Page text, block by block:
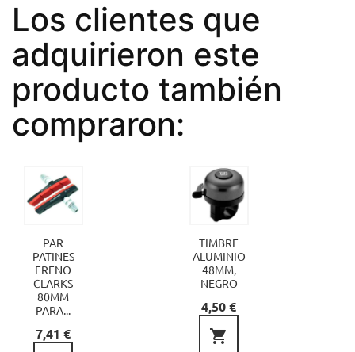
Los clientes que
adquirieron este
producto también
compraron:
PAR
PATINES
FRENO
CLARKS
80MM
PARA...
Precio
7,41 €
TIMBRE
ALUMINIO
48MM,
NEGRO
Precio
4,50 €
